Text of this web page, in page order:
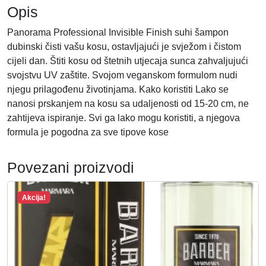
V
I
S
I
B
L
E
F
I
I
S
Opis
Panorama Professional Invisible Finish suhi šampon
dubinski čisti vašu kosu, ostavljajući je svježom i čistom
cijeli dan. Štiti kosu od štetnih utjecaja sunca zahvaljujući
svojstvu UV zaštite. Svojom veganskom formulom nudi
njegu prilagođenu životinjama. Kako koristiti Lako se
nanosi prskanjem na kosu sa udaljenosti od 15-20 cm, ne
zahtijeva ispiranje. Svi ga lako mogu koristiti, a njegova
formula je pogodna za sve tipove kose
Povezani proizvodi
Akcija!